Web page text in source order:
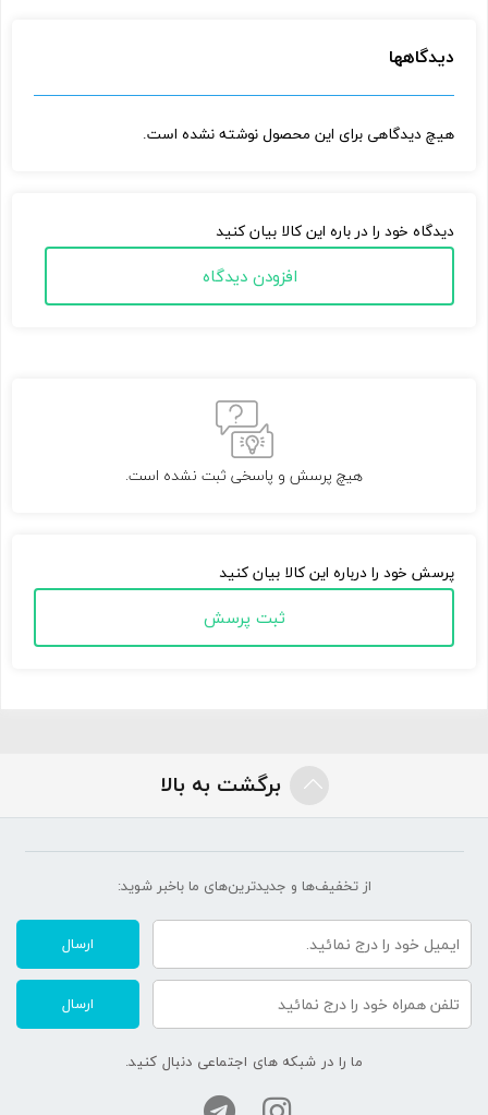
دیدگاه خود را در باره این کالا بیان کنید
افزودن دیدگاه
دیدگاهها
هیچ دیدگاهی برای این محصول نوشته نشده است.
هیچ پرسش و پاسخی ثبت نشده است.
پرسش خود را درباره این کالا بیان کنید
ثبت پرسش
برگشت به بالا
از تخفیف‌ها و جدیدترین‌های ما‌ باخبر شوید:
ارسال
ارسال
ما را در شبکه های اجتماعی دنبال کنید.